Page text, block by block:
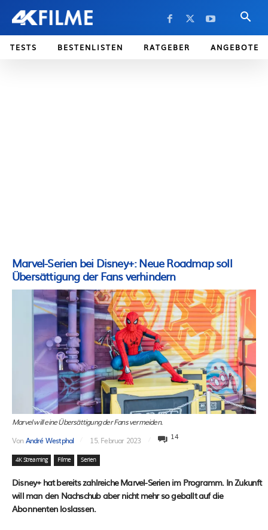
TESTS BESTENLISTEN RATGEBER ANGEBOTE
Marvel-Serien bei Disney+: Neue Roadmap soll
Übersättigung der Fans verhindern
Marvel will eine Übersättigung der Fans vermeiden.
VonAndré Westphal 15. Februar 2023 14
4K Streaming Filme Serien
Disney+ hat bereits zahlreiche Marvel-Serien im Programm. In Zukunft
will man den Nachschub aber nicht mehr so geballt auf die
Abonnenten loslassen.